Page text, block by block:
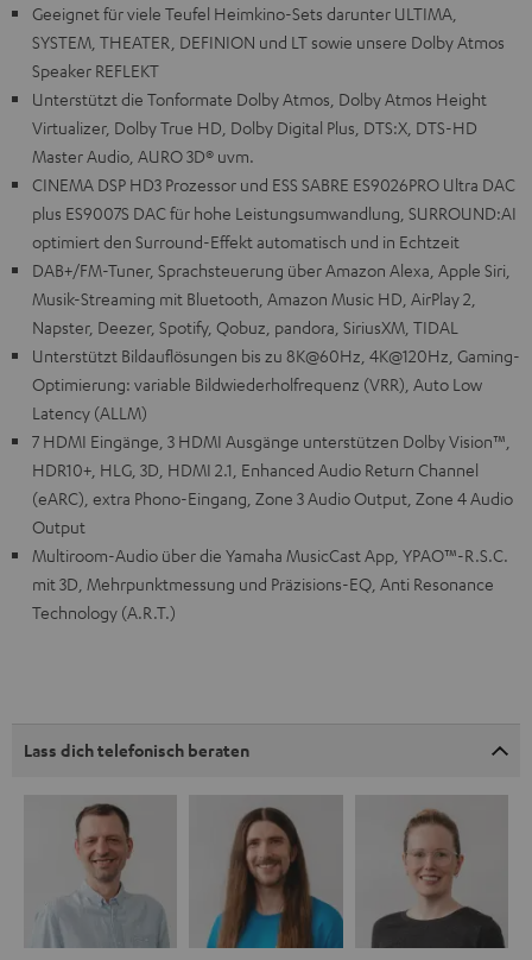
Geeignet für viele Teufel Heimkino-Sets darunter ULTIMA,
SYSTEM, THEATER, DEFINION und LT sowie unsere Dolby Atmos
Speaker REFLEKT
Unterstützt die Tonformate Dolby Atmos, Dolby Atmos Height
Virtualizer, Dolby True HD, Dolby Digital Plus, DTS:X, DTS-HD
Master Audio, AURO 3D® uvm.
CINEMA DSP HD3 Prozessor und ESS SABRE ES9026PRO Ultra DAC
plus ES9007S DAC für hohe Leistungsumwandlung, SURROUND:AI
optimiert den Surround-Effekt automatisch und in Echtzeit
DAB+/FM-Tuner, Sprachsteuerung über Amazon Alexa, Apple Siri,
Musik-Streaming mit Bluetooth, Amazon Music HD, AirPlay 2,
Napster, Deezer, Spotify, Qobuz, pandora, SiriusXM, TIDAL
Unterstützt Bildauflösungen bis zu 8K@60Hz, 4K@120Hz, Gaming-
Optimierung: variable Bildwiederholfrequenz (VRR), Auto Low
Latency (ALLM)
7 HDMI Eingänge, 3 HDMI Ausgänge unterstützen Dolby Vision™,
HDR10+, HLG, 3D, HDMI 2.1, Enhanced Audio Return Channel
(eARC), extra Phono-Eingang, Zone 3 Audio Output, Zone 4 Audio
Output
Multiroom-Audio über die Yamaha MusicCast App, YPAO™-R.S.C.
mit 3D, Mehrpunktmessung und Präzisions-EQ, Anti Resonance
Technology (A.R.T.)
Lass dich telefonisch beraten